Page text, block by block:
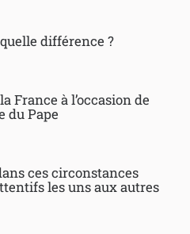
différence ?
France à l’occasion de
du Pape
ces circonstances
les uns aux autres